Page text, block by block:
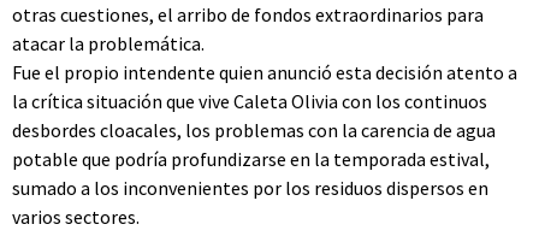
otras cuestiones, el arribo de fondos extraordinarios para
atacar la problemática.
Fue el propio intendente quien anunció esta decisión atento a
la crítica situación que vive Caleta Olivia con los continuos
desbordes cloacales, los problemas con la carencia de agua
potable que podría profundizarse en la temporada estival,
sumado a los inconvenientes por los residuos dispersos en
varios sectores.